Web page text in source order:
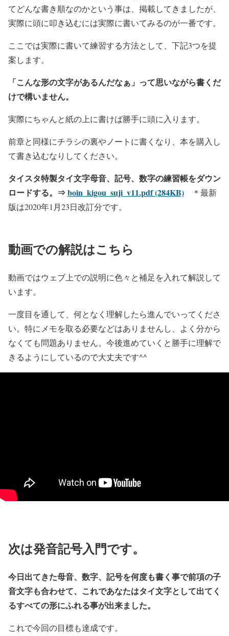
てどんな書き順なのかという事は、掲載してきましたが、
実際に頭に叩き込むには実際に書いてみるのが一番です。
ここでは実際に書いて練習する方法として、下記3つを提
案します。
「こんな形の文字があるんだなぁ」って思いながら書くだ
けで構いません。
実際にちゃんと紙の上に書けば勝手に頭に入ります。
前章と同様にチラシの裏やノートに書くなり、本を購入し
て書き込むなりしてください。
タイスタ特製タイ文字母音、記号、数字の練習帳をダウン
ロードする。⇒ boin_kigou_suji_v11.pdf (284KB)
＊最新
版は2020年1月23日改訂分です。
動画での解説はこちら
動画ではウェブ上での説明に色々と補足を入れて解説して
います。
一度目を通して、何となく理解したら進んでいってくださ
い。特にメモを取る必要などはありませんし、よく分から
なくても問題ありません。今後進めていくと勝手に理解で
きるようにしているので大丈夫です^^
次は発音記号入門です。
今日出てきた母音、数字、記号を何度も書く事で前項の子
音文字も合わせて、これであなたはタイ文字として出てく
るすべての形にふれる事が出来ました。
これで今回の目標も達成です。